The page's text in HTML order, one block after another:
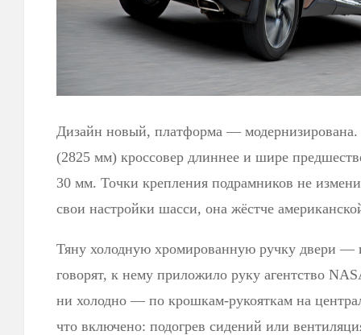
Дизайн новый, платформа — модернизирована.
(2825 мм) кроссовер длиннее и шире
30 мм. Точки крепления подрамников не
свои настройки шасси, она жёстче
Тяну холодную хромированную ручку двери —
говорят, к нему приложило руку агентство
ни холодно — по крошкам-рукояткам на
что включено: подогрев сидений или